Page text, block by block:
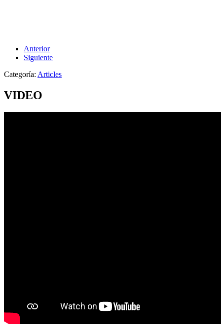
Anterior
Siguiente
Categoría: Articles
VIDEO